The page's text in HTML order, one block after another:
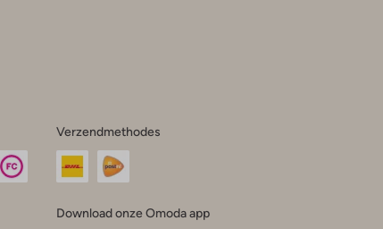
Verzendmethodes
Download onze Omoda app